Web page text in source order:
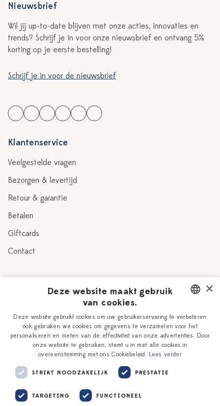
Nieuwsbrief
Wil jij up-to-date blijven met onze acties, innovaties en
trends? Schrijf je in voor onze nieuwsbrief en ontvang 5%
korting op je eerste bestelling!
Schrijf je in voor de nieuwsbrief
Klantenservice
Veelgestelde vragen
Bezorgen & levertijd
Retour & garantie
Betalen
Giftcards
Contact
Verhaal
Onze plateelschilders
Delfts Blauw
Workshops
Vacatures
Zakelijk
DUTCH
ENGLISH
×
Deze website maakt gebruik
van cookies.
Deze website gebruikt cookies om uw gebruikerservaring te verbeteren
ook gebruiken we cookies om gegevens te verzamelen voor het
personaliseren en meten van de effectiviteit van onze advertenties. Door
onze website te gebruiken, stemt u in met alle cookies in
overeenstemming met ons Cookiebeleid. Lees verder
STRIKT NOODZAKELIJK PRESTATIE
TARGETING FUNCTIONEEL